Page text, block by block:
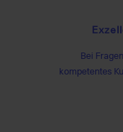
Bei
kompetentes